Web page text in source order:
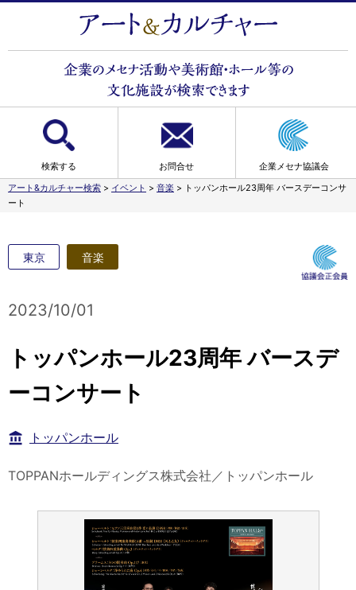
検索する お問合せ
企業メセナ協議会
アート&カルチャー検索 > イベント > 音楽 > トッパンホール23周年 バースデーコンサ
ート
東京 音楽
2023/10/01
トッパンホール23周年 バースデ
ーコンサート
トッパンホール
TOPPANホールディングス株式会社／トッパンホール